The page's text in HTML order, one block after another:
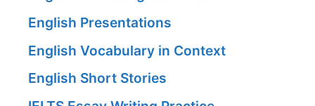
English Presentations
English Vocabulary in Context
English Short Stories